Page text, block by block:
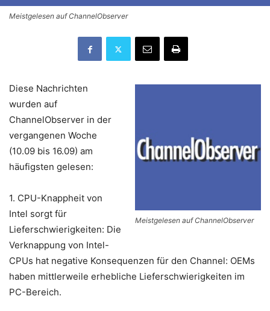
Meistgelesen auf ChannelObserver
Meistgelesen auf ChannelObserver
Diese Nachrichten
wurden auf
ChannelObserver in der
vergangenen Woche
(10.09 bis 16.09) am
häufigsten gelesen:
1. CPU-Knappheit von
Intel sorgt für
Lieferschwierigkeiten: Die
Verknappung von Intel-
CPUs hat negative Konsequenzen für den Channel: OEMs
haben mittlerweile erhebliche Lieferschwierigkeiten im
PC-Bereich.